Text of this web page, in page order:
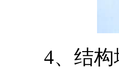
4、结构